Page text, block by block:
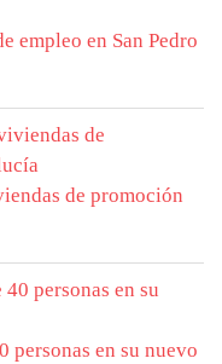
empleo en San Pedro
de promoción
personas en su nuevo